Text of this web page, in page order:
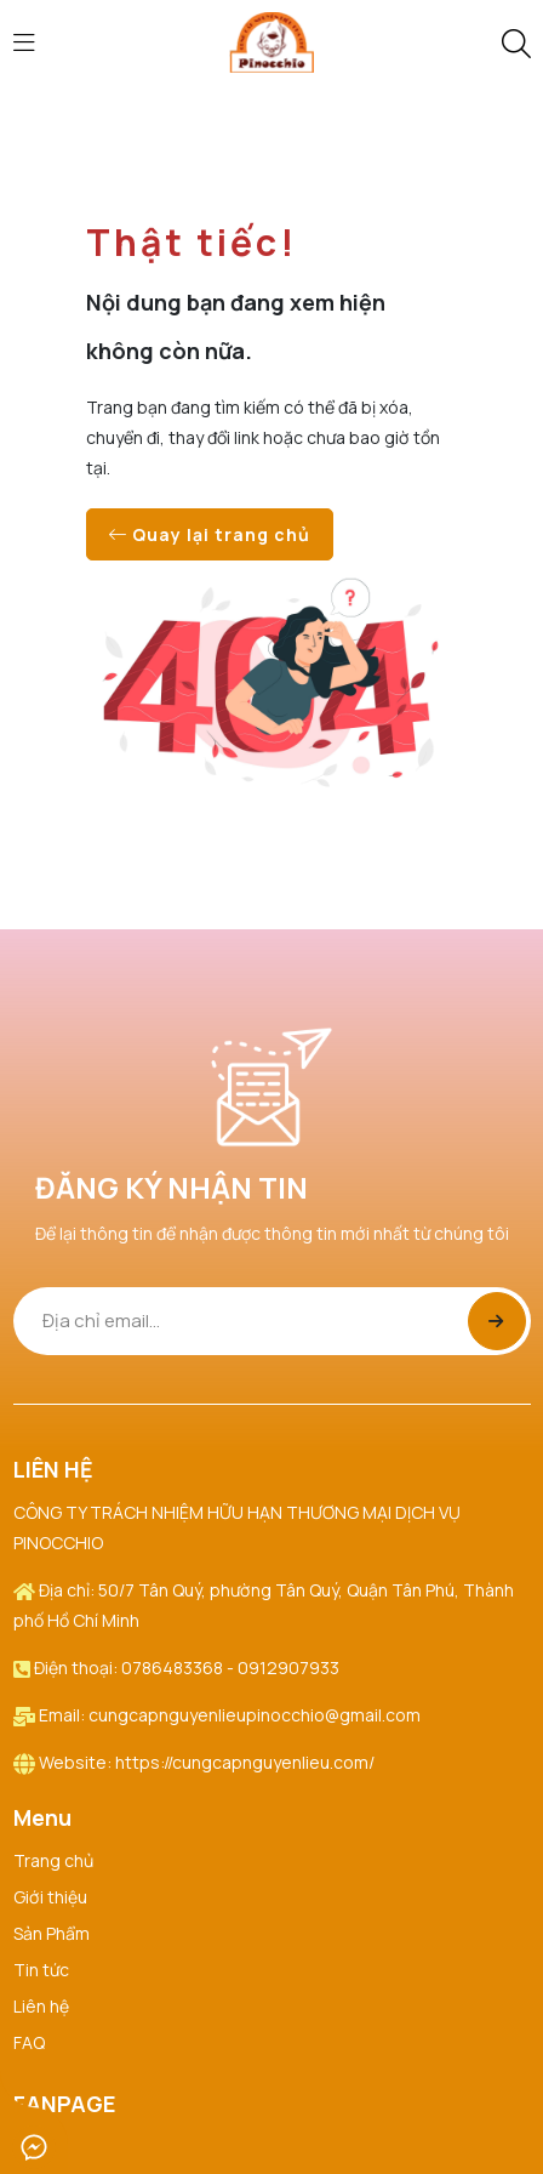
Thật tiếc!
Nội dung bạn đang xem hiện
không còn nữa.
Trang bạn đang tìm kiếm có thể đã bị xóa,
chuyển đi, thay đổi link hoặc chưa bao giờ tồn
tại.
Quay lại trang chủ
ĐĂNG KÝ NHẬN TIN
Để lại thông tin để nhận được thông tin mới nhất từ chúng tôi
LIÊN HỆ
CÔNG TY TRÁCH NHIỆM HỮU HẠN THƯƠNG MẠI DỊCH VỤ
PINOCCHIO
Địa chỉ: 50/7 Tân Quý, phường Tân Quý, Quận Tân Phú, Thành
phố Hồ Chí Minh
Điện thoại: 0786483368 - 0912907933
Email: cungcapnguyenlieupinocchio@gmail.com
Website: https://cungcapnguyenlieu.com/
Menu
Trang chủ
Giới thiệu
Sản Phẩm
Tin tức
Liên hệ
FAQ
FANPAGE